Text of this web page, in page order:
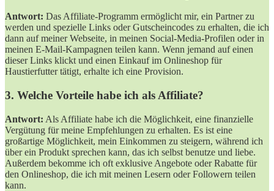
Antwort: Das Affiliate-Programm ermöglicht mir, ein Partner zu
werden und spezielle Links oder Gutscheincodes zu erhalten, die ich
dann auf meiner Webseite, in meinen Social-Media-Profilen oder in
meinen E-Mail-Kampagnen teilen kann. Wenn jemand auf einen
dieser Links klickt und einen Einkauf im Onlineshop für
Haustierfutter tätigt, erhalte ich eine Provision.
3. Welche Vorteile habe ich als Affiliate?
Antwort: Als Affiliate habe ich die Möglichkeit, eine finanzielle
Vergütung für meine Empfehlungen zu erhalten. Es ist eine
großartige Möglichkeit, mein Einkommen zu steigern, während ich
über ein Produkt sprechen kann, das ich selbst benutze und liebe.
Außerdem bekomme ich oft exklusive Angebote oder Rabatte für
den Onlineshop, die ich mit meinen Lesern oder Followern teilen
kann.